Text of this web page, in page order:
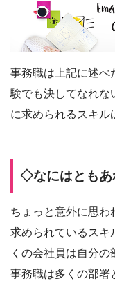
事務職は上記に述べ
験でも決してなれな
に求められるスキル
◇なにはともあ
ちょっと意外に思わ
求められているスキ
くの会社員は自分の
事務職は多くの部署